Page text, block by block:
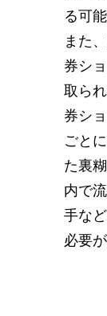
る可
また
券シ
取ら
券シ
ごと
た裏
内で
手な
必要